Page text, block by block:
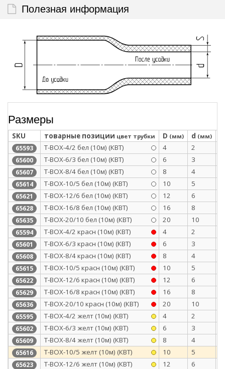
Полезная информация
Размеры
SKU товарные позиции цвет трубки D (мм) d (мм)
65593 Т-BOX-4/2 бел (10м) (КВТ) 4 2
65600 Т-BOX-6/3 бел (10м) (КВТ) 6 3
65607 Т-BOX-8/4 бел (10м) (КВТ) 8 4
65614 Т-BOX-10/5 бел (10м) (КВТ) 10 5
65621 Т-BOX-12/6 бел (10м) (КВТ) 12 6
65628 Т-BOX-16/8 бел (10м) (КВТ) 16 8
65635 Т-BOX-20/10 бел (10м) (КВТ) 20 10
65594 Т-BOX-4/2 красн (10м) (КВТ) 4 2
65601 Т-BOX-6/3 красн (10м) (КВТ) 6 3
65608 Т-BOX-8/4 красн (10м) (КВТ) 8 4
65615 Т-BOX-10/5 красн (10м) (КВТ) 10 5
65622 Т-BOX-12/6 красн (10м) (КВТ) 12 6
65629 Т-BOX-16/8 красн (10м) (КВТ) 16 8
65636 Т-BOX-20/10 красн (10м) (КВТ) 20 10
65595 Т-BOX-4/2 желт (10м) (КВТ) 4 2
65602 Т-BOX-6/3 желт (10м) (КВТ) 6 3
65609 Т-BOX-8/4 желт (10м) (КВТ) 8 4
65616 Т-BOX-10/5 желт (10м) (КВТ) 10 5
65623 Т-BOX-12/6 желт (10м) (КВТ) 12 6